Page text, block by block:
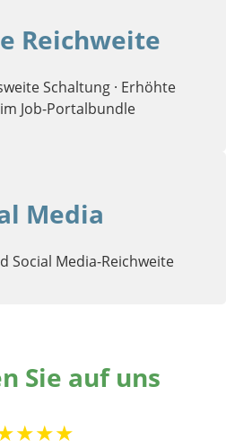
Reichweite
Schaltung · Erhöhte
Job-Portalbundle
Media
Social Media-Reichweite
Sie auf uns